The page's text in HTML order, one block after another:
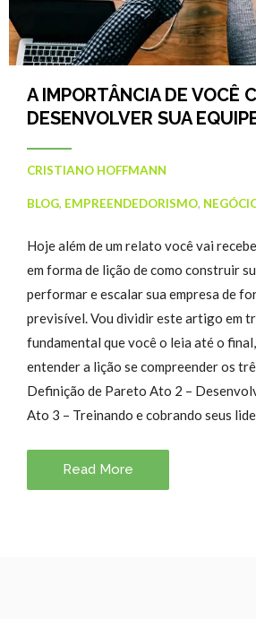
A IMPORTÂNCIA DE VOCÊ
DESENVOLVER SUA
CRISTIANO HOFFMANN
BLOG, EMPREENDEDORISMO,
Hoje além de um relato você vai
em forma de lição de como construir
performar e escalar sua empresa de
previsível. Vou dividir este artigo em
fundamental que você o leia até o
entender a lição se compreender os
Definição de Pareto Ato 2 –
Ato 3 – Treinando e cobrando seus
Read More